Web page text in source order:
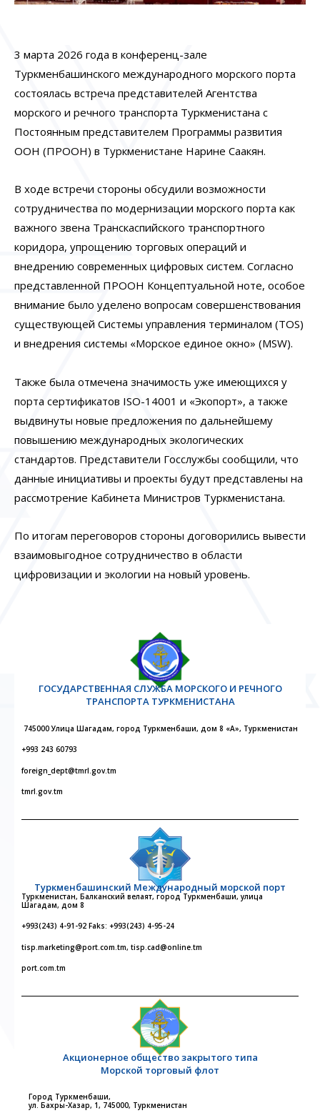
3 марта 2026 года в конференц-зале
Туркменбашинского международного морского порта
состоялась встреча представителей Агентства
морского и речного транспорта Туркменистана с
Постоянным представителем Программы развития
ООН (ПРООН) в Туркменистане Нарине Саакян.
В ходе встречи стороны обсудили возможности
сотрудничества по модернизации морского порта как
важного звена Транскаспийского транспортного
коридора, упрощению торговых операций и
внедрению современных цифровых систем. Согласно
представленной ПРООН Концептуальной ноте, особое
внимание было уделено вопросам совершенствования
существующей Системы управления терминалом (TOS)
и внедрения системы «Морское единое окно» (MSW).
Также была отмечена значимость уже имеющихся у
порта сертификатов ISO-14001 и «Экопорт», а также
выдвинуты новые предложения по дальнейшему
повышению международных экологических
стандартов. Представители Госслужбы сообщили, что
данные инициативы и проекты будут представлены на
рассмотрение Кабинета Министров Туркменистана.
По итогам переговоров стороны договорились вывести
взаимовыгодное сотрудничество в области
цифровизации и экологии на новый уровень.
ГОСУДАРСТВЕННАЯ СЛУЖБА МОРСКОГО И РЕЧНОГО
ТРАНСПОРТА ТУРКМЕНИСТАНА
745000 Улица Шагадам, город Туркменбаши, дом 8 «А», Туркменистан
+993 243 60793
foreign_dept@tmrl.gov.tm
tmrl.gov.tm
Туркменбашинский Международный морской порт
Туркменистан, Балканский велаят, город Туркменбаши, улица
Шагадам, дом 8
+993(243) 4-91-92 Faks: +993(243) 4-95-24
tisp.marketing@port.com.tm, tisp.cad@online.tm
port.com.tm
Акционерное общество закрытого типа
Морской торговый флот
Город Туркменбаши,
ул. Бахры-Хазар, 1, 745000, Туркменистан